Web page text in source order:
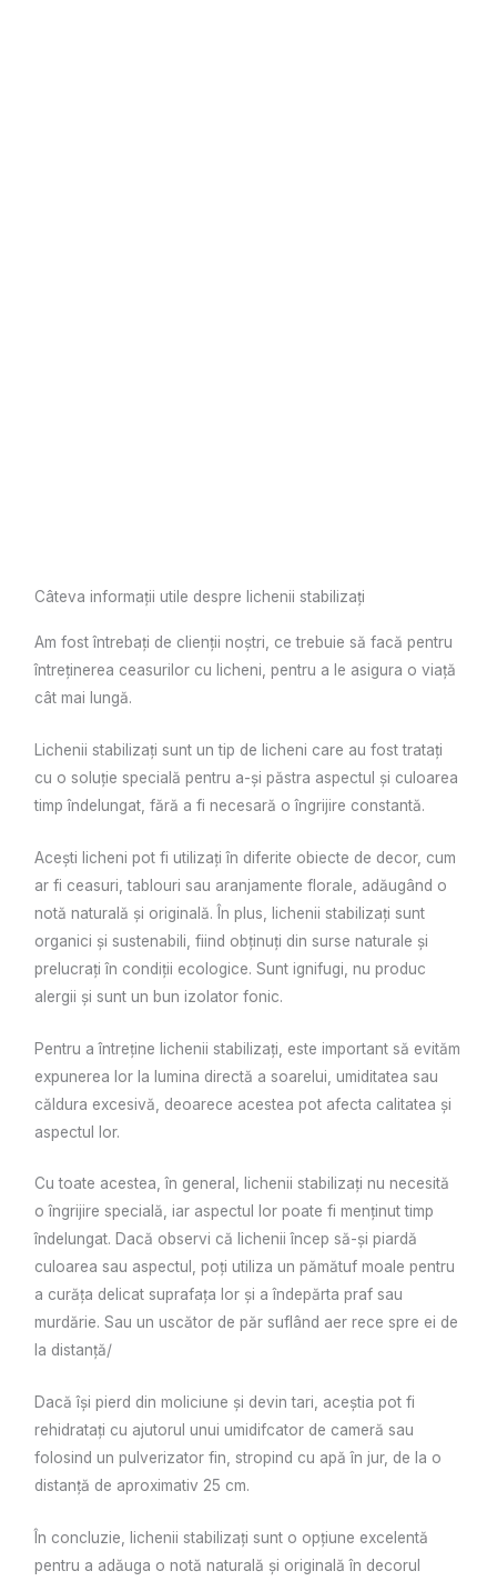
Câteva informații utile despre lichenii stabilizați
Am fost întrebați de clienții noștri, ce trebuie să facă pentru
întreținerea ceasurilor cu licheni, pentru a le asigura o viață
cât mai lungă.
Lichenii stabilizați sunt un tip de licheni care au fost tratați
cu o soluție specială pentru a-și păstra aspectul și culoarea
timp îndelungat, fără a fi necesară o îngrijire constantă.
Acești licheni pot fi utilizați în diferite obiecte de decor, cum
ar fi ceasuri, tablouri sau aranjamente florale, adăugând o
notă naturală și originală. În plus, lichenii stabilizați sunt
organici și sustenabili, fiind obținuți din surse naturale și
prelucrați în condiții ecologice. Sunt ignifugi, nu produc
alergii și sunt un bun izolator fonic.
Pentru a întreține lichenii stabilizați, este important să evităm
expunerea lor la lumina directă a soarelui, umiditatea sau
căldura excesivă, deoarece acestea pot afecta calitatea și
aspectul lor.
Cu toate acestea, în general, lichenii stabilizați nu necesită
o îngrijire specială, iar aspectul lor poate fi menținut timp
îndelungat. Dacă observi că lichenii încep să-și piardă
culoarea sau aspectul, poți utiliza un pămătuf moale pentru
a curăța delicat suprafața lor și a îndepărta praf sau
murdărie. Sau un uscător de păr suflând aer rece spre ei de
la distanță/
Dacă își pierd din moliciune și devin tari, aceștia pot fi
rehidratați cu ajutorul unui umidifcator de cameră sau
folosind un pulverizator fin, stropind cu apă în jur, de la o
distanță de aproximativ 25 cm.
În concluzie, lichenii stabilizați sunt o opțiune excelentă
pentru a adăuga o notă naturală și originală în decorul